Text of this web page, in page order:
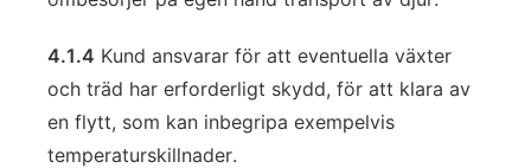
4.1.4 Kund ansvarar för att eventuella växter
och träd har erforderligt skydd, för att klara av
en flytt, som kan inbegripa exempelvis
temperaturskillnader.